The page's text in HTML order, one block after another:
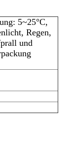
5~25°C,
Regen,
und